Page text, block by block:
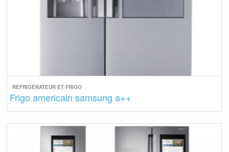
REFRIGÉRATEUR ET FRIGO
Frigo americain samsung a++